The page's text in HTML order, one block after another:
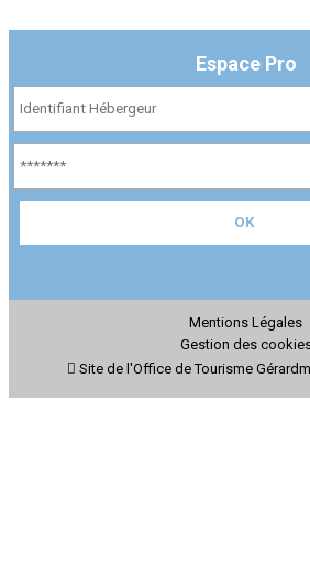
Espace Pro
Mentions Légales
Gestion des
Site de l'Office de Tourisme